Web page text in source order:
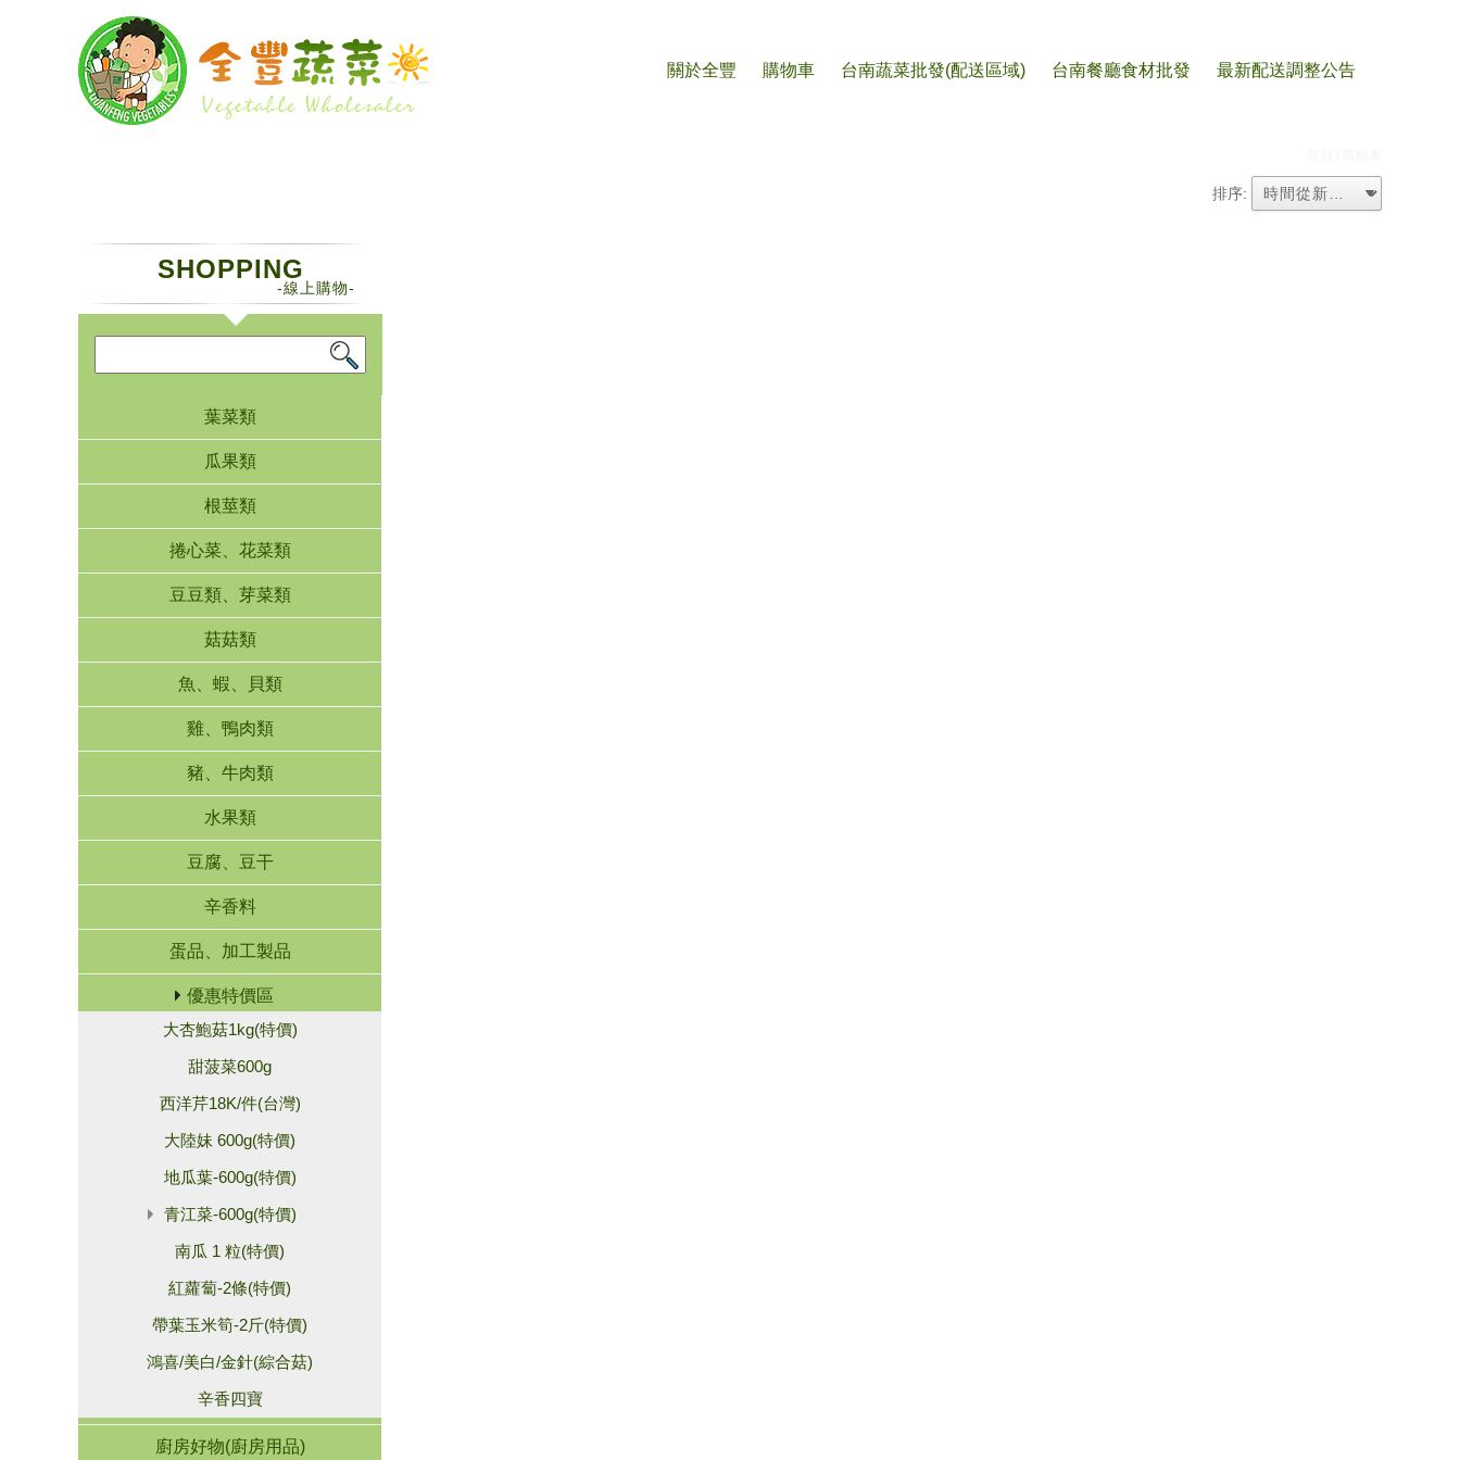
關於全豐 購物車 台南蔬菜批發(配送區域) 台南餐廳食材批發 最新配送調整公告
購物車
排序:
SHOPPING
-線上購物-
葉菜類
瓜果類
根莖類
捲心菜、花菜類
豆豆類、芽菜類
菇菇類
魚、蝦、貝類
雞、鴨肉類
豬、牛肉類
水果類
豆腐、豆干
辛香料
蛋品、加工製品
優惠特價區
大杏鮑菇1kg(特價)
甜菠菜600g
西洋芹18K/件(台灣)
大陸妹 600g(特價)
地瓜葉-600g(特價)
青江菜-600g(特價)
南瓜 1 粒(特價)
紅蘿蔔-2條(特價)
帶葉玉米筍-2斤(特價)
鴻喜/美白/金針(綜合菇)
辛香四寶
廚房好物(廚房用品)